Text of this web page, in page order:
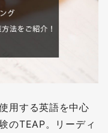
用する英語を中心
のTEAP。リーディ